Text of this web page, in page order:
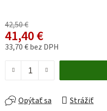
42,50 €
41,40 €
33,70 € bez DPH
Opýtať sa Strážiť